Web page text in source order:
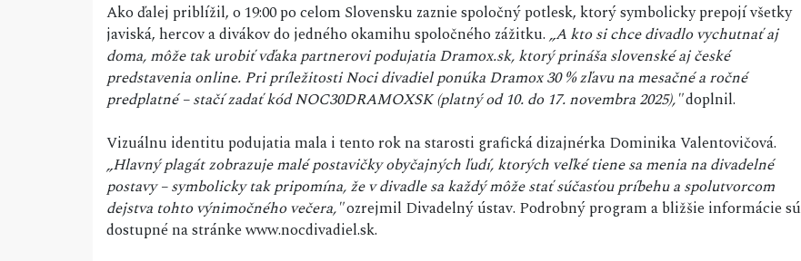
Ako ďalej priblížil, o 19:00 po celom Slovensku zaznie spoločný potlesk, ktorý symbolicky prepojí všetky
javiská, hercov a divákov do jedného okamihu spoločného zážitku.„A kto si chce divadlo vychutnať aj
doma, môže tak urobiť vďaka partnerovi podujatia Dramox.sk, ktorý prináša slovenské aj české
predstavenia online. Pri príležitosti Noci divadiel ponúka Dramox 30 % zľavu na mesačné a ročné
predplatné – stačí zadať kód NOC30DRAMOXSK (platný od 10. do 17. novembra 2025),"doplnil.
Vizuálnu identitu podujatia mala i tento rok na starosti grafická dizajnérka Dominika Valentovičová.
„Hlavný plagát zobrazuje malé postavičky obyčajných ľudí, ktorých veľké tiene sa menia na divadelné
postavy – symbolicky tak pripomína, že v divadle sa každý môže stať súčasťou príbehu a spolutvorcom
dejstva tohto výnimočného večera,"ozrejmil Divadelný ústav. Podrobný program a bližšie informácie sú
dostupné na stránke www.nocdivadiel.sk.